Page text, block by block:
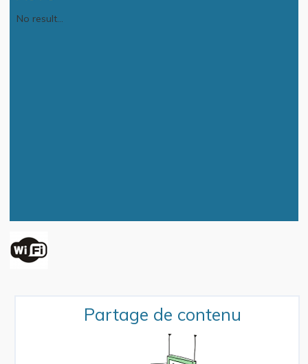
No result...
Partage de contenu